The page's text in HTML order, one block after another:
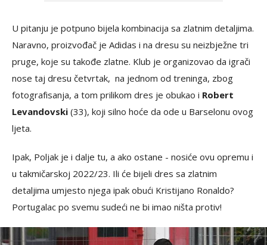
U pitanju je potpuno bijela kombinacija sa zlatnim detaljima.
Naravno, proizvođač je Adidas i na dresu su neizbježne tri
pruge, koje su takođe zlatne. Klub je organizovao da igrači
nose taj dresu četvrtak, na jednom od treninga, zbog
fotografisanja, a tom prilikom dres je obukao i Robert
Levandovski (33), koji silno hoće da ode u Barselonu ovog
ljeta.
Ipak, Poljak je i dalje tu, a ako ostane - nosiće ovu opremu i
u takmičarskoj 2022/23. Ili će bijeli dres sa zlatnim
detaljima umjesto njega ipak obući Kristijano Ronaldo?
Portugalac po svemu sudeći ne bi imao ništa protiv!